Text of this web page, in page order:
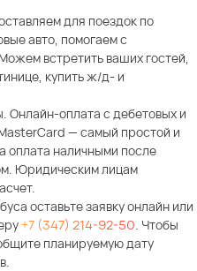
для поездок по
авто, помогаем с
встретить ваших гостей,
купить ж/д- и
Онлайн-оплата с дебетовых и
— самый простой и
оплата наличными после
Юридическим лицам
оставьте заявку онлайн или
+7 (347) 214-92-50. Чтобы
планируемую дату